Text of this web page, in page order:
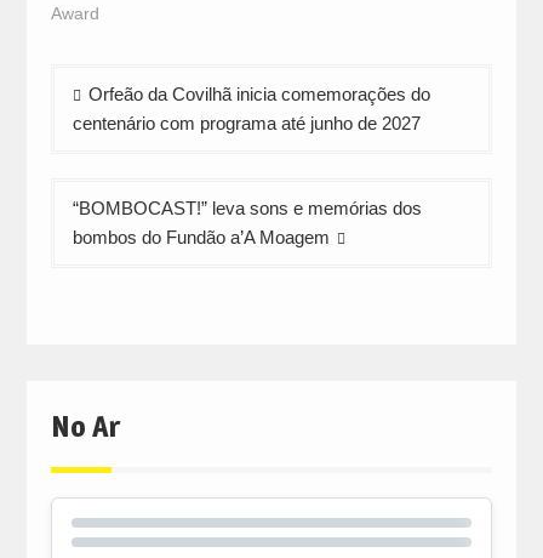
window)
Award
Navegação
de
Orfeão da Covilhã inicia comemorações do
centenário com programa até junho de 2027
“BOMBOCAST!” leva sons e memórias dos
bombos do Fundão a’A Moagem
No Ar